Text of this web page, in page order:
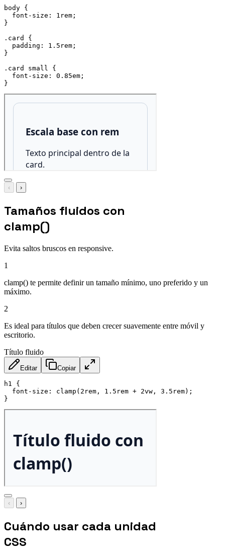
body {
font-size : 1rem ;
}
.card
{
padding : 1.5rem ;
}
.card small
{
font-size : 0.85em ;
}
‹ ›
Tamaños fluidos con
clamp()
Evita saltos bruscos en responsive.
1
clamp() te permite definir un tamaño mínimo, uno preferido y un
máximo.
2
Es ideal para títulos que deben crecer suavemente entre móvil y
escritorio.
Título fluido
Editar Copiar
h1
{
font-size : clamp ( 2rem , 1.5rem + 2vw , 3.5rem) ;
}
‹ ›
Cuándo usar cada unidad
CSS